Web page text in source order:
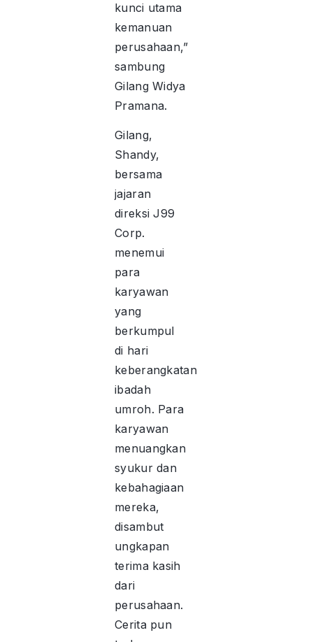
kunci utama
kemanuan
perusahaan,”
sambung
Gilang Widya
Pramana.
Gilang,
Shandy,
bersama
jajaran
direksi J99
Corp.
menemui
para
karyawan
yang
berkumpul
di hari
keberangkatan
ibadah
umroh. Para
karyawan
menuangkan
syukur dan
kebahagiaan
mereka,
disambut
ungkapan
terima kasih
dari
perusahaan.
Cerita pun